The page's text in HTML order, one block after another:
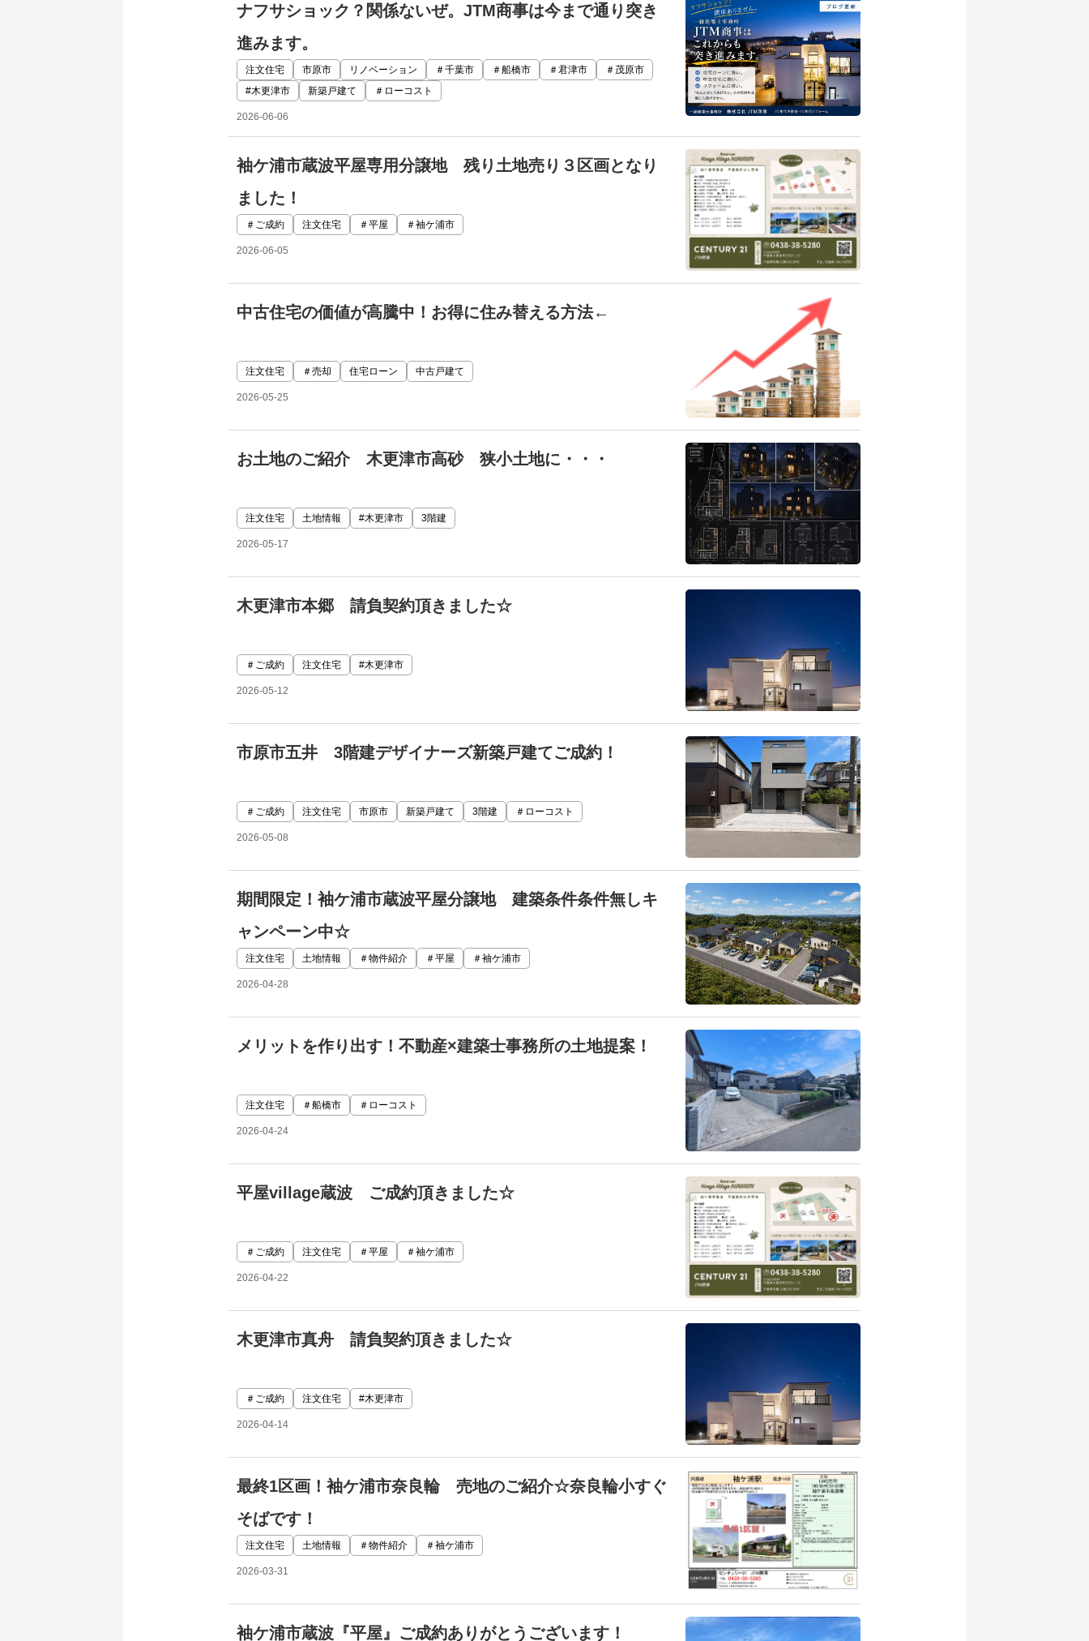
ナフサショック？関係ないぜ。JTM商事は今まで通り突き
進みます。
注文住宅 市原市 リノベーション ＃千葉市 ＃船橋市 ＃君津市
＃茂原市
#木更津市
新築戸建て ＃ローコスト
2026-06-06
袖ケ浦市蔵波平屋専用分譲地 残り土地売り３区画となり
ました！
＃ご成約 注文住宅 ＃平屋 ＃袖ケ浦市
2026-06-05
中古住宅の価値が高騰中！お得に住み替える方法←
注文住宅 ＃売却 住宅ローン 中古戸建て
2026-05-25
お土地のご紹介 木更津市高砂 狭小土地に・・・
注文住宅 土地情報 #木更津市 3階建
2026-05-17
木更津市本郷 請負契約頂きました☆
＃ご成約 注文住宅 #木更津市
2026-05-12
市原市五井 3階建デザイナーズ新築戸建てご成約！
＃ご成約 注文住宅 市原市 新築戸建て 3階建 ＃ローコスト
2026-05-08
期間限定！袖ケ浦市蔵波平屋分譲地 建築条件条件無しキ
ャンペーン中☆
注文住宅 土地情報 ＃物件紹介 ＃平屋 ＃袖ケ浦市
2026-04-28
メリットを作り出す！不動産×建築士事務所の土地提案！
注文住宅 ＃船橋市 ＃ローコスト
2026-04-24
平屋village蔵波 ご成約頂きました☆
＃ご成約 注文住宅 ＃平屋 ＃袖ケ浦市
2026-04-22
木更津市真舟 請負契約頂きました☆
＃ご成約 注文住宅 #木更津市
2026-04-14
最終1区画！袖ケ浦市奈良輪 売地のご紹介☆奈良輪小すぐ
そばです！
注文住宅 土地情報 ＃物件紹介 ＃袖ケ浦市
2026-03-31
袖ケ浦市蔵波『平屋』ご成約ありがとうございます！